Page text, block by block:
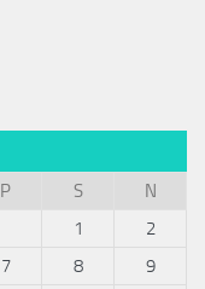
P S
N
1
2
7 8
9